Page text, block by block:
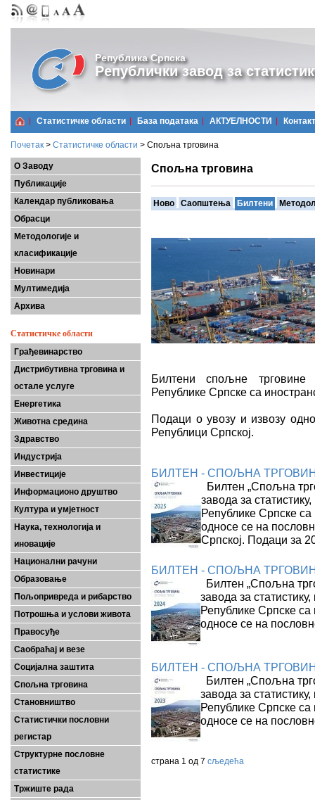
Република Српска
Републички завод за
Статистичке области Базa података АКТУЕЛНОСТИ Контакт
Почетак > Статистичке области > Спољна трговина
О Заводу
Публикације
Календар публиковања
Обрасци
Методологије и
класификације
Новинари
Мултимедија
Архива
Статистичке области
Грађевинарство
Дистрибутивна трговина и
остале услуге
Енергетика
Животна средина
Здравство
Индустрија
Инвестиције
Информационо друштво
Култура и умјетност
Наука, технологија и
иновације
Национални рачуни
Образовање
Пољопривреда и рибарство
Потрошња и услови живота
Правосуђе
Саобраћај и везе
Социјална заштита
Спољна трговина
Становништво
Статистички пословни
регистар
Структурне пословне
статистике
Тржиште рада
Спољна трговина
Ново Саопштења Билтени
Билтени спољне трговине
Републике Српске са
Подаци о увозу и извозу
Републици Српској.
БИЛТЕН - СПОЉНА
Билтен „Спољна
завода за
Републике Српске
односе се на
Српској. Подаци за
БИЛТЕН - СПОЉНА
Билтен „Спољна
завода за
Републике Српске са
односе се на
БИЛТЕН - СПОЉНА
Билтен „Спољна
завода за
Републике Српске са
односе се на
страна 1 од 7 сљедећа